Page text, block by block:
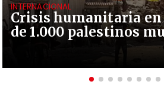
Crisis humanitaria en
de 1.000 palestinos
INTERNACIONAL